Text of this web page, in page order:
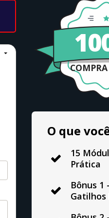
O que
15
Prática
Bônus 1